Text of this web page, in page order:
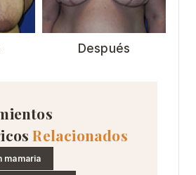
Después
Relacionados
mamaria